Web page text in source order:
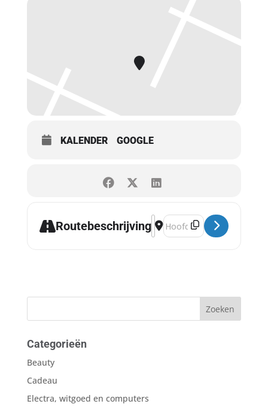
KALENDER GOOGLE
RoutebeschrijvingAddress - Play In Grote Kerk
Destination Address -
Categorieën
Beauty
Cadeau
Electra, witgoed en computers